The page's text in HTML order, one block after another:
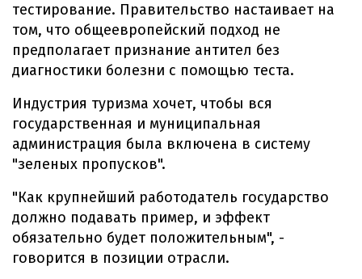
тестирование. Правительство настаивает на
том, что общеевропейский подход не
предполагает признание антител без
диагностики болезни с помощью теста.
Индустрия туризма хочет, чтобы вся
государственная и муниципальная
администрация была включена в систему
"зеленых пропусков".
"Как крупнейший работодатель государство
должно подавать пример, и эффект
обязательно будет положительным", -
говорится в позиции отрасли.